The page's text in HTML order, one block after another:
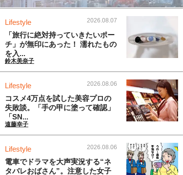
Lifestyle 2026.08.07
「旅行に絶対持っていきたいポー
チ」が無印にあった！ 濡れたもの
を入...
鈴木美奈子
Lifestyle 2026.08.06
コスメ4万点を試した美容プロの
失敗談。「手の甲に塗って確認」
「SN...
遠藤幸子
Lifestyle 2026.08.06
電車でドラマを大声実況する“ネ
タバレおばさん”。注意した女子